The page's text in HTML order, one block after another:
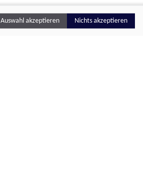
Auswahl akzeptieren Nichts akzeptieren